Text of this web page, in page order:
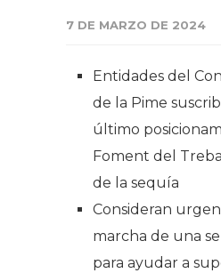
7 DE MARZO DE 2024
Entidades del
de la Pime
último
Foment del
de la sequía
Consideran
marcha de una
para ayudar a